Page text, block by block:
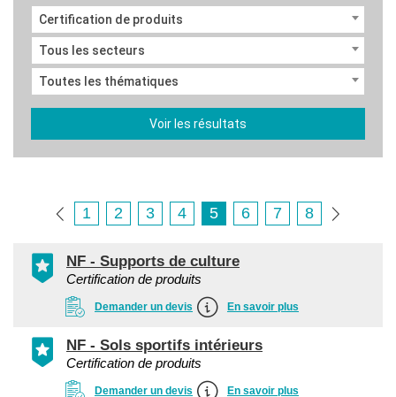
Certification de produits
Tous les secteurs
Toutes les thématiques
Voir les résultats
1 2 3 4 5 6 7 8
NF - Supports de culture
Certification de produits
Demander un devis En savoir plus
NF - Sols sportifs intérieurs
Certification de produits
Demander un devis En savoir plus